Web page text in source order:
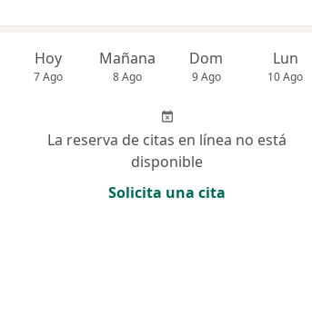
Hoy
7 Ago
Mañana
8 Ago
Dom
9 Ago
Lun
10 Ago
La reserva de citas en línea no está
disponible
Solicita una cita